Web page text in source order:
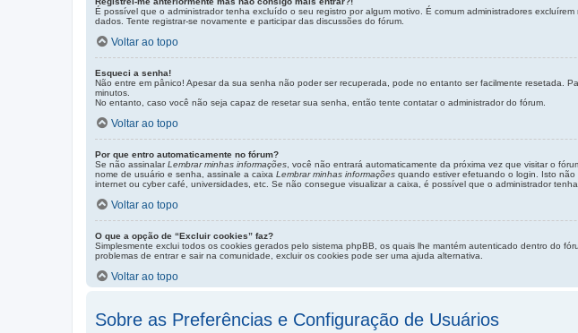
É possível que o administrador tenha excluído o seu registro por algum motivo. É comum administradores
dados. Tente registrar-se novamente e participar das discussões do fórum.
Voltar ao topo
Esqueci a senha!
Não entre em pânico! Apesar da sua senha não poder ser recuperada, pode no entanto ser facilmente resetada.
minutos.
No entanto, caso você não seja capaz de resetar sua senha, então tente contatar o administrador do fórum.
Voltar ao topo
Por que entro automaticamente no fórum?
Se não assinalarLembrar minhas informações , você não entrará automaticamente da próxima vez que visitar o
nome de usuário e senha, assinale a caixa Lembrar minhas informações quando estiver efetuando o login. Isto
internet ou cyber café, universidades, etc. Se não consegue visualizar a caixa, é possível que o administrador
Voltar ao topo
O que a opção de “Excluir cookies” faz?
Simplesmente exclui todos os cookies gerados pelo sistema phpBB, os quais lhe mantém autenticado dentro do
problemas de entrar e sair na comunidade, excluir os cookies pode ser uma ajuda alternativa.
Voltar ao topo
Sobre as Preferências e Configuração de Usuários